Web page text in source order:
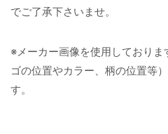
でご了承下さいませ。
※メーカー画像を使用しており
ゴの位置やカラー、柄の位置等
す。